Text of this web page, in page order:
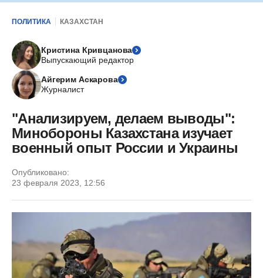
ПОЛИТИКА КАЗАХСТАН
Кристина Кривцанова
Выпускающий редактор
Айгерим Аскарова
Журналист
"Анализируем, делаем выводы":
Минобороны Казахстана изучает
военный опыт России и Украины
Опубликовано:
23 февраля 2023, 12:56